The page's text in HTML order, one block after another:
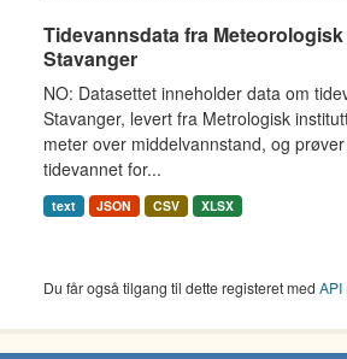
Tidevannsdata fra
Stavanger
NO: Datasettet inneholder data om
Stavanger, levert fra Metrologisk
meter over middelvannstand, og
tidevannet for...
text JSON CSV XLSX
Du får også tilgang til dette registeret med API